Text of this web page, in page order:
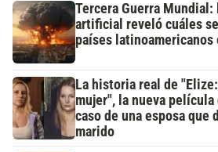
Tercera Guerra
artificial reveló cuáles
países
La historia real de
mujer", la nueva
caso de una esposa que
marido